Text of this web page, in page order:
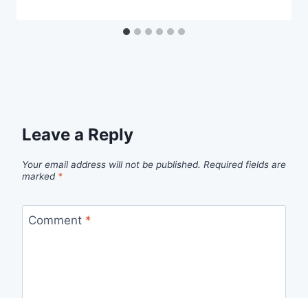
Leave a Reply
Your email address will not be published. Required fields are
marked *
Comment *